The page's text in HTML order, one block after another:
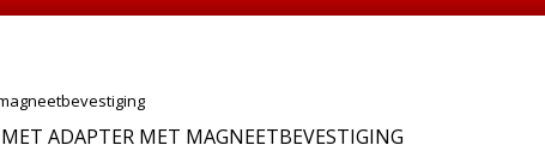
ADAPTER MET MAGNEETBEVESTIGING